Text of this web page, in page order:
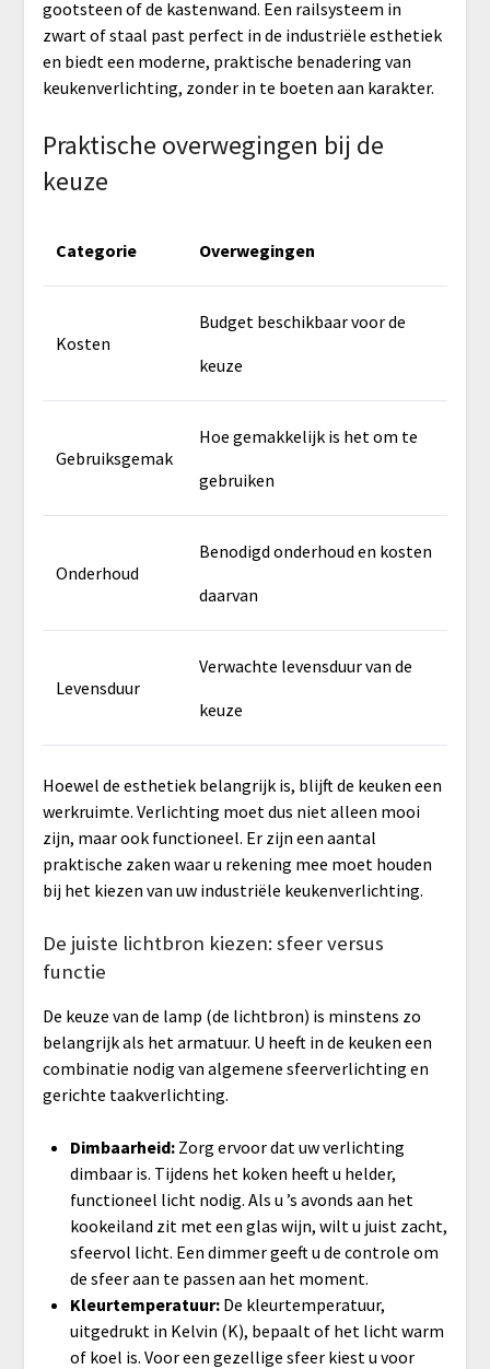
gootsteen of de kastenwand. Een railsysteem in
zwart of staal past perfect in de industriële esthetiek
en biedt een moderne, praktische benadering van
keukenverlichting, zonder in te boeten aan karakter.
Praktische overwegingen bij de
keuze
Categorie Overwegingen
Kosten
Budget beschikbaar voor de
keuze
Gebruiksgemak
Hoe gemakkelijk is het om te
gebruiken
Onderhoud
Benodigd onderhoud en kosten
daarvan
Levensduur
Verwachte levensduur van de
keuze
Hoewel de esthetiek belangrijk is, blijft de keuken een
werkruimte. Verlichting moet dus niet alleen mooi
zijn, maar ook functioneel. Er zijn een aantal
praktische zaken waar u rekening mee moet houden
bij het kiezen van uw industriële keukenverlichting.
De juiste lichtbron kiezen: sfeer versus
functie
De keuze van de lamp (de lichtbron) is minstens zo
belangrijk als het armatuur. U heeft in de keuken een
combinatie nodig van algemene sfeerverlichting en
gerichte taakverlichting.
Dimbaarheid:Zorg ervoor dat uw verlichting
dimbaar is. Tijdens het koken heeft u helder,
functioneel licht nodig. Als u ’s avonds aan het
kookeiland zit met een glas wijn, wilt u juist zacht,
sfeervol licht. Een dimmer geeft u de controle om
de sfeer aan te passen aan het moment.
Kleurtemperatuur:De kleurtemperatuur,
uitgedrukt in Kelvin (K), bepaalt of het licht warm
of koel is. Voor een gezellige sfeer kiest u voor